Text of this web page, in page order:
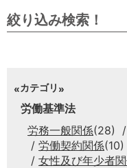
絞り込み検索！
カテゴリ
労働基準法
労務一般関係(28)
労働契約関係(10)
女性及び年少者